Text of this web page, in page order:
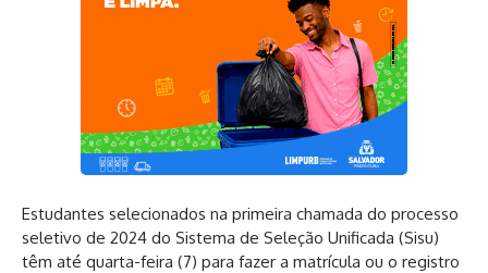
Estudantes selecionados na primeira chamada do processo
seletivo de 2024 do Sistema de Seleção Unificada (Sisu)
têm até quarta-feira (7) para fazer a matrícula ou o registro